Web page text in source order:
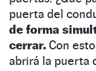
puerta del
de forma
cerrar. Con
abrirá la puerta